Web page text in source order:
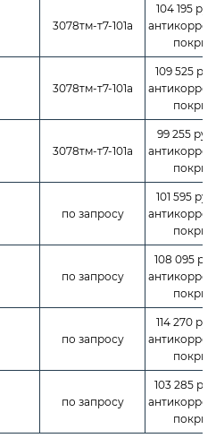
3078тм-т7-101а
104 195
3078тм-т7-101а
109 525
3078тм-т7-101а
99 255
по запросу
101 595
по запросу
108 095
по запросу
114 270
по запросу
103 285